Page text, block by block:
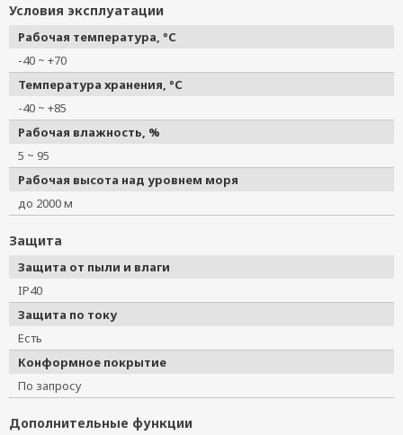
Условия эксплуатации
Рабочая температура, °C
-40 ~ +70
Температура хранения, °C
-40 ~ +85
Рабочая влажность, %
5 ~ 95
Рабочая высота над уровнем моря
до 2000 м
Защита
Защита от пыли и влаги
IP40
Защита по току
Есть
Конформное покрытие
По запросу
Дополнительные функции